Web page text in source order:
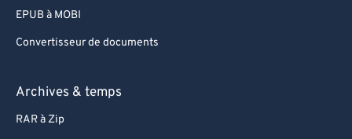
EPUB à MOBI
Convertisseur de documents
Archives & temps
RAR à Zip